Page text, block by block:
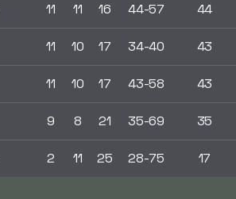
11 11 16 44-57 44
11 10 17 34-40 43
11 10 17 43-58 43
9 8 21 35-69 35
2 11 25 28-75 17